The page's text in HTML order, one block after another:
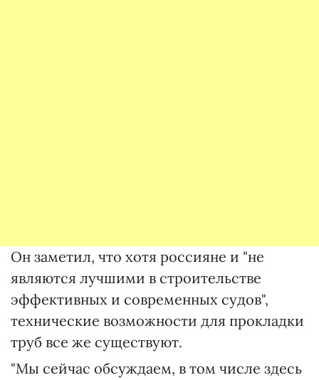
Он заметил, что хотя россияне и "не
являются лучшими в строительстве
эффективных и современных судов",
технические возможности для прокладки
труб все же существуют.
"Мы сейчас обсуждаем, в том числе здесь